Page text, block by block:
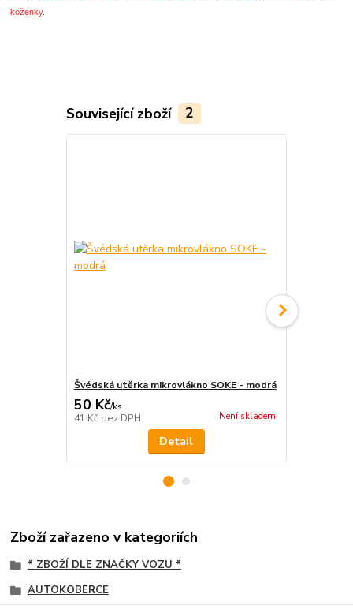
koženky.
Související zboží 2
Švédská utěrka mikrovlákno SOKE - modrá
50 Kč/ks
41 Kč bez DPH Není skladem
Detail
Zboží zařazeno v kategoriích
* ZBOŽÍ DLE ZNAČKY VOZU *
AUTOKOBERCE